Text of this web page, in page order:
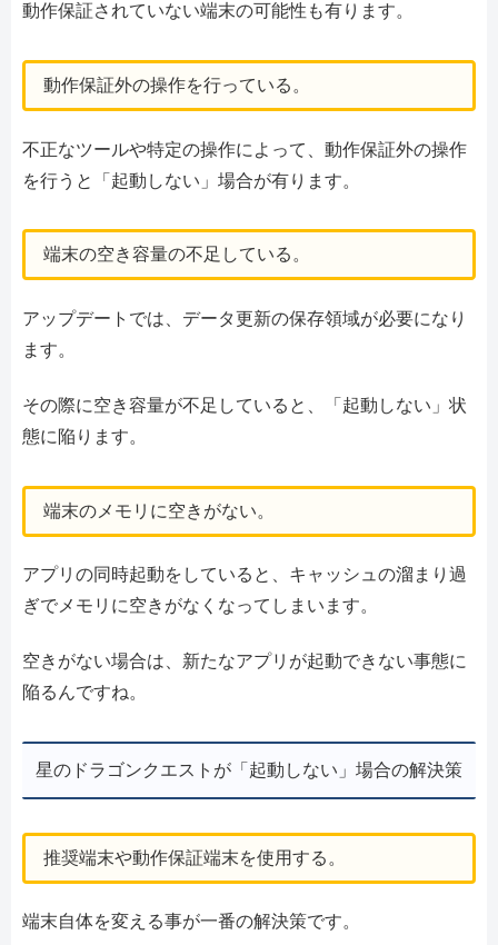
動作保証されていない端末の可能性も有ります。
動作保証外の操作を行っている。
不正なツールや特定の操作によって、動作保証外の操作
を行うと「起動しない」場合が有ります。
端末の空き容量の不足している。
アップデートでは、データ更新の保存領域が必要になり
ます。
その際に空き容量が不足していると、「起動しない」状
態に陥ります。
端末のメモリに空きがない。
アプリの同時起動をしていると、キャッシュの溜まり過
ぎでメモリに空きがなくなってしまいます。
空きがない場合は、新たなアプリが起動できない事態に
陥るんですね。
星のドラゴンクエストが「起動しない」場合の解決策
推奨端末や動作保証端末を使用する。
端末自体を変える事が一番の解決策です。